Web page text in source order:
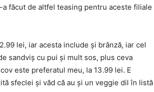
făcut de altfel teasing pentru aceste filiale
lei, iar acesta include şi brânză, iar cel
sandviş cu pui şi mult sos, plus ceva
este preferatul meu, la 13.99 lei. E
sfeclei şi văd că au şi un veggie dil în listă